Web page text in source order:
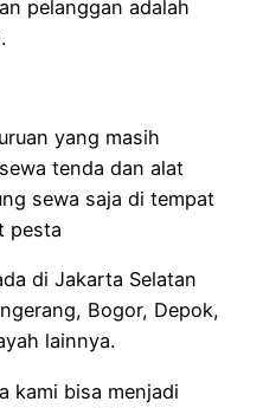
pelanggan adalah
yang masih
tenda dan alat
sewa saja di tempat
pesta
di Jakarta Selatan
Bogor, Depok,
lainnya.
kami bisa menjadi